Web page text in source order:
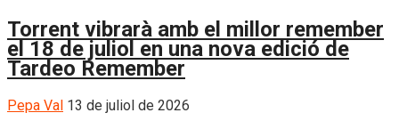
Torrent vibrarà amb el millor remember
el 18 de juliol en una nova edició de
Tardeo Remember
Pepa Val 13 de juliol de 2026